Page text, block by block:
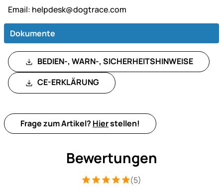
Email: helpdesk@dogtrace.com
Dokumente
BEDIEN-, WARN-, SICHERHEITSHINWEISE
CE-ERKLÄRUNG
Frage zum Artikel? Hierstellen!
Bewertungen
Bewertung: 5 von 5 (5 Bewertungen)
5 Bewertungen
(5)